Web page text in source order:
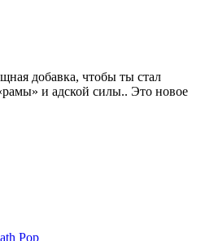
добавка, чтобы ты стал
и адской силы.. Это новое
Pop